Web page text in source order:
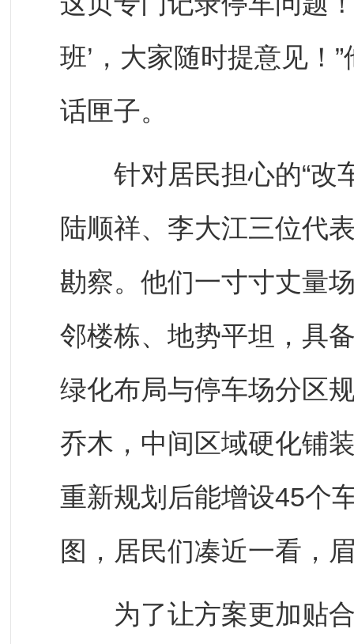
班’，大家随时提意见！
话匣子。
针对居民担心的“改
陆顺祥、李大江三位代
勘察。他们一寸寸丈量
邻楼栋、地势平坦，具
绿化布局与停车场分区
乔木，中间区域硬化铺
重新规划后能增设45个
图，居民们凑近一看，
为了让方案更加贴合